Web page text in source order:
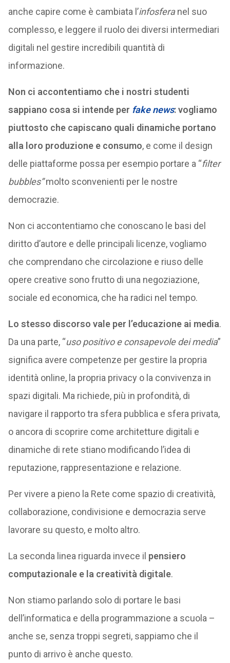
anche capire come è cambiata l’infosferanel suo
complesso, e leggere il ruolo dei diversi intermediari
digitali nel gestire incredibili quantità di
informazione.
Non ci accontentiamo che i nostri studenti
sappiano cosa si intende per fake news: vogliamo
piuttosto che capiscano quali dinamiche portano
alla loro produzione e consumo, e come il design
delle piattaforme possa per esempio portare a “filter
bubbles”molto sconvenienti per le nostre
democrazie.
Non ci accontentiamo che conoscano le basi del
diritto d’autore e delle principali licenze, vogliamo
che comprendano che circolazione e riuso delle
opere creative sono frutto di una negoziazione,
sociale ed economica, che ha radici nel tempo.
Lo stesso discorso vale per l’educazione ai media.
Da una parte, “uso positivo e consapevole dei media”
significa avere competenze per gestire la propria
identità online, la propria privacy o la convivenza in
spazi digitali. Ma richiede, più in profondità, di
navigare il rapporto tra sfera pubblica e sfera privata,
o ancora di scoprire come architetture digitali e
dinamiche di rete stiano modificando l’idea di
reputazione, rappresentazione e relazione.
Per vivere a pieno la Rete come spazio di creatività,
collaborazione, condivisione e democrazia serve
lavorare su questo, e molto altro.
La seconda linea riguarda invece il pensiero
computazionale e la creatività digitale.
Non stiamo parlando solo di portare le basi
dell’informatica e della programmazione a scuola –
anche se, senza troppi segreti, sappiamo che il
punto di arrivo è anche questo.